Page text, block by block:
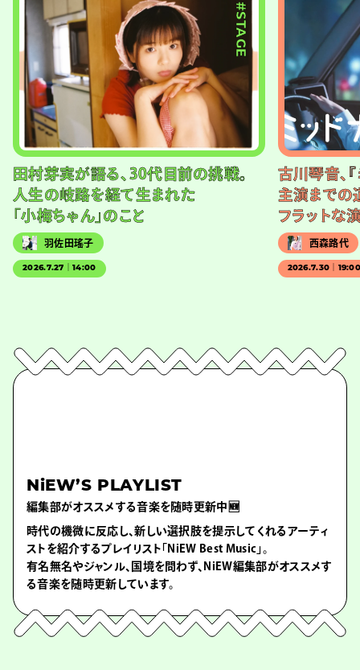
#STAGE
田村芽実が語る、30代目前の挑戦。
人生の岐路を経て生まれた
「小梅ちゃん」のこと
羽佐田瑤子
2026.7.27｜14:00
古川琴音、
主演までの
フラットな
西森路代
2026.7.30｜
NiEW’S PLAYLIST
編集部がオススメする音楽を随時更新中🆕
時代の機微に反応し、新しい選択肢を提示してくれるアーティ
ストを紹介するプレイリスト「NiEW Best Music」。
有名無名やジャンル、国境を問わず、NiEW編集部がオススメす
る音楽を随時更新しています。